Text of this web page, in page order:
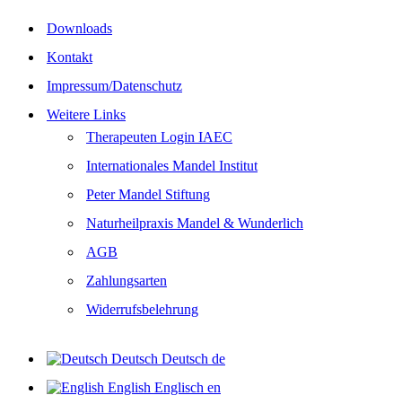
Downloads
Kontakt
Impressum/Datenschutz
Weitere Links
Therapeuten Login IAEC
Internationales Mandel Institut
Peter Mandel Stiftung
Naturheilpraxis Mandel & Wunderlich
AGB
Zahlungsarten
Widerrufsbelehrung
Deutsch Deutsch de
English Englisch en